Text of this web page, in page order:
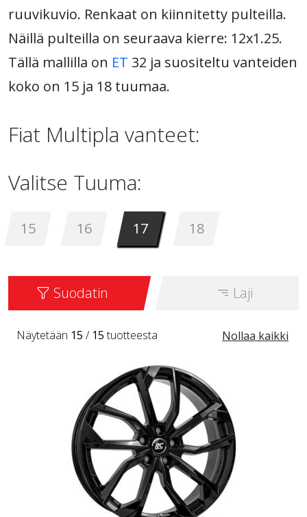
ruuvikuvio. Renkaat on kiinnitetty pulteilla.
Näillä pulteilla on seuraava kierre: 12x1.25.
Tällä mallilla on ET 32 ja suositeltu vanteiden
koko on 15 ja 18 tuumaa.
Fiat Multipla vanteet:
Valitse Tuuma:
15 16 17 18
Suodatin Laji
Nollaa kaikki
Näytetään 15 / 15tuotteesta